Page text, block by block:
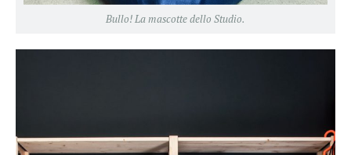
Bullo! La mascotte dello Studio.